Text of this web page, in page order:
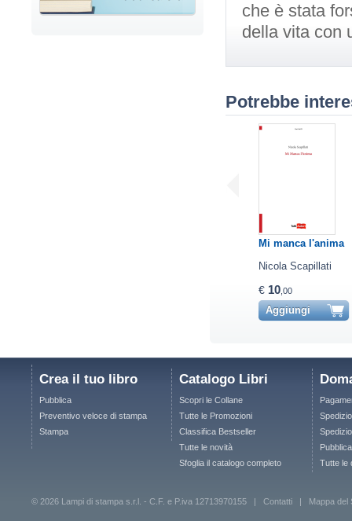
che è stata
della vita con
Potrebbe
Mi manca l'anima
Nicola Scapillati
€ 10,00
Aggiungi
Crea il tuo libro
Pubblica
Preventivo veloce di stampa
Stampa
Catalogo Libri
Scopri le Collane
Tutte le Promozioni
Classifica Bestseller
Tutte le novità
Sfoglia il catalogo completo
Tutte le
© 2026 Lampi di stampa s.r.l. - C.F. e P.iva 12713970155 | Contatti Mappa del